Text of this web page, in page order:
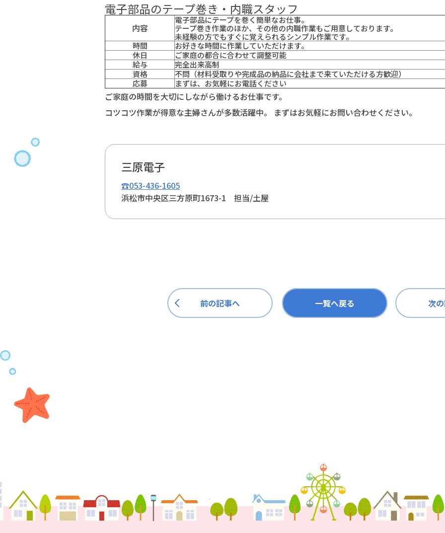
電子部品のテープ巻き・内職スタッフ
内容
電子部品にテープを巻く簡単なお仕事。
テープ巻き作業のほか、その他の内職作業もご用意しております。
未経験の方でもすぐに覚えられるシンプル作業です。
時間
お好きな時間に作業していただけます。
休日
ご家庭の都合に合わせて調整可能
給与
完全出来高制
資格
不問（材料受取りや完成品の納品に会社まで来ていただける方歓迎）
応募
まずは、お気軽にお電話ください
ご家庭の時間を大切にしながら働けるお仕事です。
コツコツ作業が得意な主婦さんが多数活躍中。 まずはお気軽にお問い合わせください。
三原電子
☎053-436-1605
浜松市中央区三方原町1673-1 担当/土屋
前の記事へ 一覧へ戻る 次